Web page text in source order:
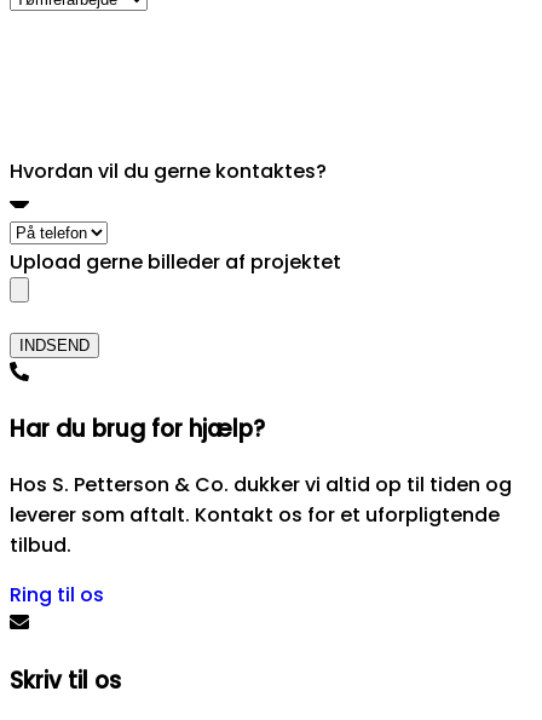
Hvordan vil du gerne kontaktes?
Upload gerne billeder af projektet
INDSEND
Har du brug for hjælp?
Hos S. Petterson & Co. dukker vi altid op til tiden og
leverer som aftalt. Kontakt os for et uforpligtende
tilbud.
Ring til os
Skriv til os